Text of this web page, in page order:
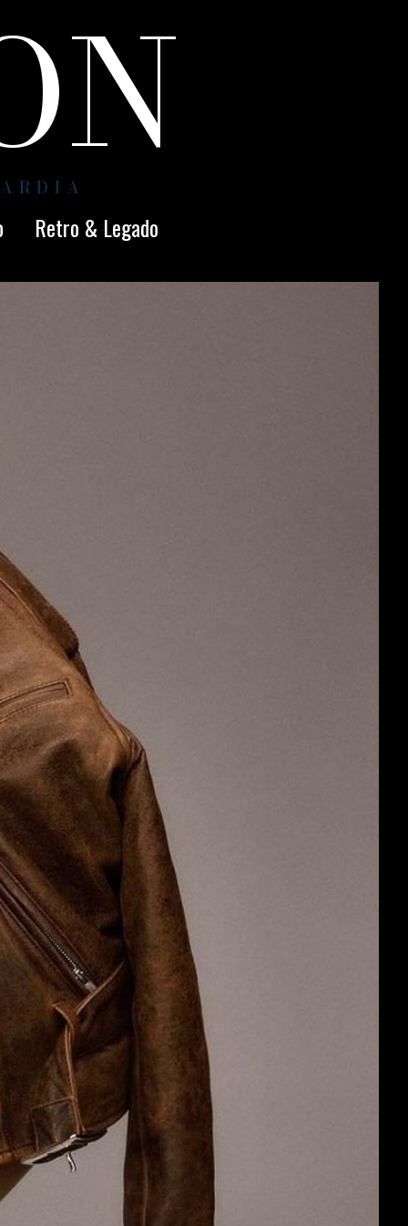
Retro & Legado